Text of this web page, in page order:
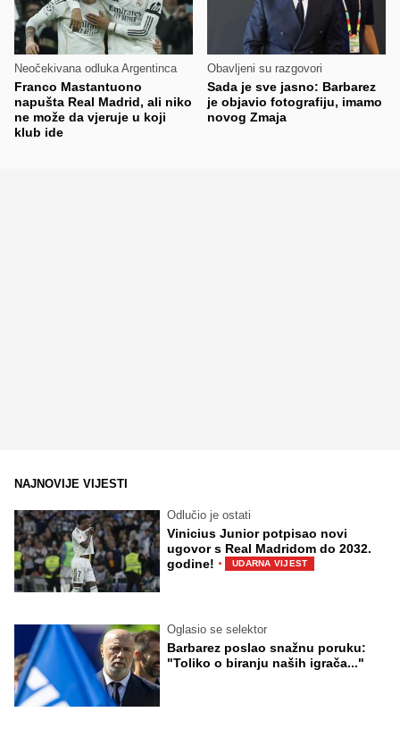
Neočekivana odluka Argentinca
Franco Mastantuono
napušta Real Madrid, ali niko
ne može da vjeruje u koji
klub ide
Obavljeni su razgovori
Sada je sve jasno: Barbarez
je objavio fotografiju, imamo
novog Zmaja
NAJNOVIJE VIJESTI
Odlučio je ostati
Vinicius Junior potpisao novi
ugovor s Real Madridom do 2032.
godine! · UDARNA VIJEST
Oglasio se selektor
Barbarez poslao snažnu poruku:
"Toliko o biranju naših igrača..."